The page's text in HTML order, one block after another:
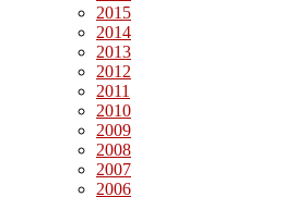
2015
2014
2013
2012
2011
2010
2009
2008
2007
2006